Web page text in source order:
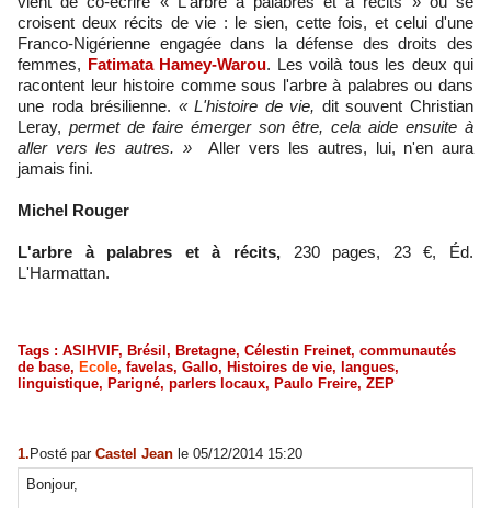
croisent deux récits de vie : le sien, cette fois, et celui d'une
Franco-Nigérienne engagée dans la défense des droits des
femmes, Fatimata Hamey-Warou. Les voilà tous les deux qui
racontent leur histoire comme sous l'arbre à palabres ou dans
une roda brésilienne. « L'histoire de vie, dit souvent Christian
Leray, permet de faire émerger son être, cela aide ensuite à
aller vers les autres. »
Aller vers les autres, lui, n'en aura
jamais fini.
Michel Rouger
L'arbre à palabres et à récits, 230 pages, 23 €, Éd.
L'Harmattan.
Tags : ASIHVIF, Brésil , Bretagne, Célestin Freinet, communautés
de base, Ecole, favelas, Gallo, Histoires de vie, langues,
linguistique, Parigné, parlers locaux, Paulo Freire, ZEP
1. Posté par Castel Jean le 05/12/2014 15:20
Bonjour,